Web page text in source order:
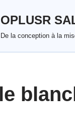
OPLUSR
De la conception à la